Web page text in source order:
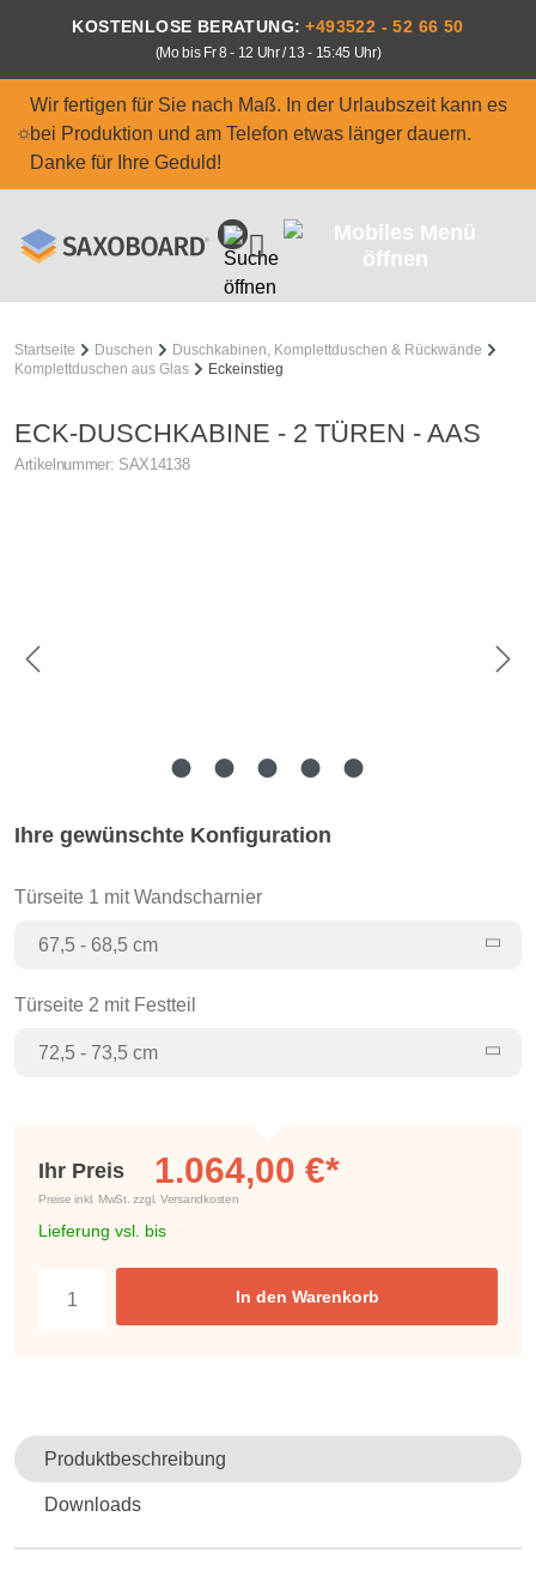
Zum Hauptinhalt springen
KOSTENLOSE BERATUNG: +493522 - 52 66 50
(Mo bis Fr 8 - 12 Uhr / 13 - 15:45 Uhr)
Wir fertigen für Sie nach Maß. In der Urlaubszeit kann es
bei Produktion und am Telefon etwas länger dauern.
Danke für Ihre Geduld!
Startseite Duschen
Duschkabinen, Komplettduschen & Rückwände
Komplettduschen aus Glas
Eckeinstieg
ECK-DUSCHKABINE - 2 TÜREN - AAS
Artikelnummer: SAX14138
Ihre gewünschte Konfiguration
Türseite 1 mit Wandscharnier
67,5 - 68,5 cm
Türseite 2 mit Festteil
72,5 - 73,5 cm
Ihr Preis 1.064,00 €*
Preise inkl. MwSt. zzgl. Versandkosten
Lieferung vsl. bis
In den Warenkorb
Produktbeschreibung
Downloads